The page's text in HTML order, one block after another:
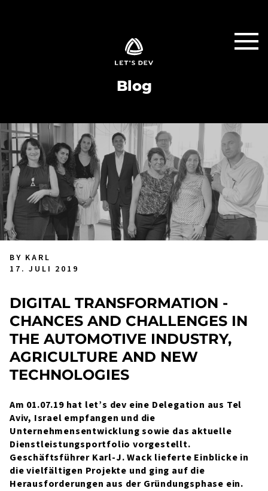
Blog
BY KARL
17. JULI 2019
DIGITAL TRANSFORMATION -
CHANCES AND CHALLENGES IN
THE AUTOMOTIVE INDUSTRY,
AGRICULTURE AND NEW
TECHNOLOGIES
Am 01.07.19 hat let’s dev eine Delegation aus Tel
Aviv, Israel empfangen und die
Unternehmensentwicklung sowie das aktuelle
Dienstleistungsportfolio vorgestellt.
Geschäftsführer Karl-J. Wack lieferte Einblicke in
die vielfältigen Projekte und ging auf die
Herausforderungen aus der Gründungsphase ein.